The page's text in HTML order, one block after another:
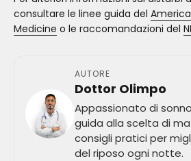
consultare le linee guida del
Medicine o le raccomandazioni del
AUTORE
Dottor Olimpo
Appassionato di
guida alla scelta di
consigli pratici per
del riposo ogni notte.